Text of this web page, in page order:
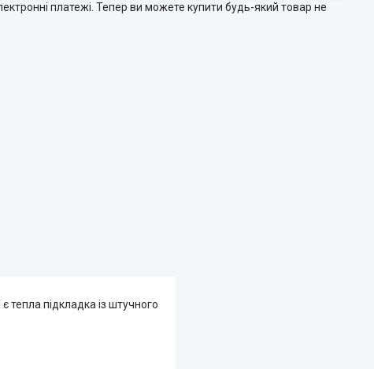
платежі. Тепер ви можете купити будь-який товар не
тепла підкладка із штучного